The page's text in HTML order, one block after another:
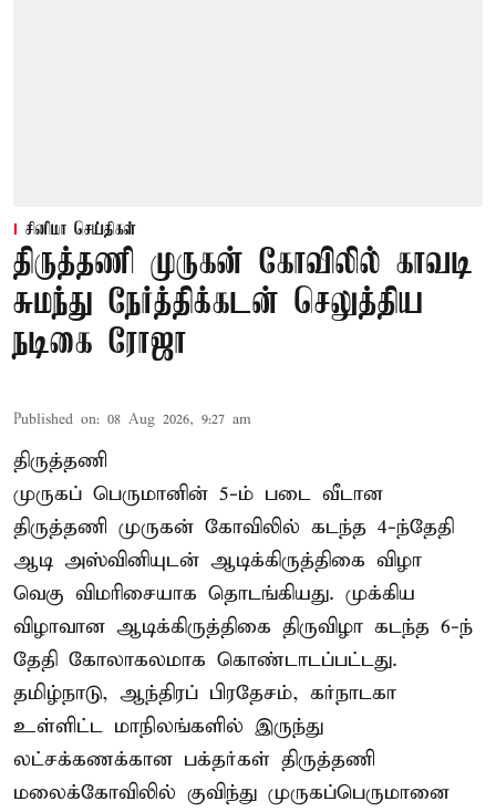
சினிமா செய்திகள்
திருத்தணி முருகன் கோவிலில் காவடி
சுமந்து நேர்த்திக்கடன் செலுத்திய
நடிகை ரோஜா
Published on: 08 Aug 2026, 9:27 am
திருத்தணி
முருகப் பெருமானின் 5-ம் படை வீடான
திருத்தணி முருகன் கோவிலில் கடந்த 4-ந்தேதி
ஆடி அஸ்வினியுடன் ஆடிக்கிருத்திகை விழா
வெகு விமரிசையாக தொடங்கியது. முக்கிய
விழாவான ஆடிக்கிருத்திகை திருவிழா கடந்த 6-ந்
தேதி கோலாகலமாக கொண்டாடப்பட்டது.
தமிழ்நாடு, ஆந்திரப் பிரதேசம், கர்நாடகா
உள்ளிட்ட மாநிலங்களில் இருந்து
லட்சக்கணக்கான பக்தர்கள் திருத்தணி
மலைக்கோவிலில் குவிந்து முருகப்பெருமானை